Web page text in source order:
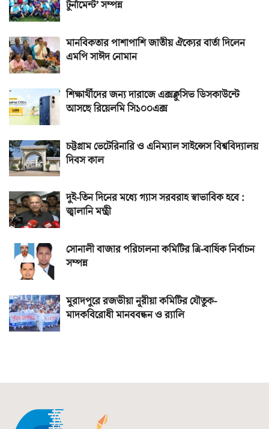
টুর্নামেন্ট’ সম্পন্ন
মানবিকতার পাশাপাশি জাতীয় ঐক্যের বার্তা দিলেন
এমপি সাঈদ নোমান
শিক্ষার্থীদের জন্য দারাজে এক্সক্লুসিভ ডিসকাউন্টে
আসছে রিয়েলমি সি১০০এক্স
চট্টগ্রাম ভেটেরিনারি ও এনিম্যাল সাইন্সেস বিশ্ববিদ্যালয়
দিবস কাল
দুই-তিন দিনের মধ্যে গ্যাস সরবরাহ স্বাভাবিক হবে :
জ্বালানি মন্ত্রী
সোনালী বাজার পরিচালনা কমিটির ত্রি-বার্ষিক নির্বাচন
সম্পন্ন
মুরাদপুরে রজভীয়া নূরীয়া কমিটির যৌতুক-
মাদকবিরোধী মানববন্ধন ও র‌্যালি